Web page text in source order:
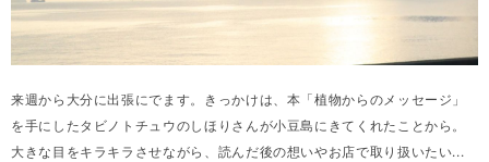
来週から大分に出張にでます。きっかけは、本「植物からのメッセージ」
を手にしたタビノトチュウのしほりさんが小豆島にきてくれたことから。
大きな目をキラキラさせながら、読んだ後の想いやお店で取り扱いたい...